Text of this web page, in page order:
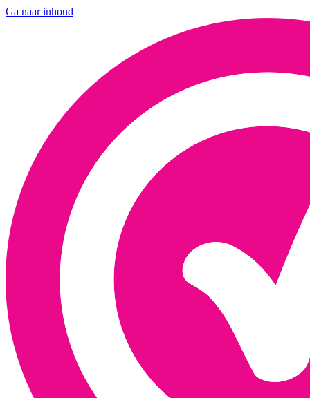
Ga naar inhoud